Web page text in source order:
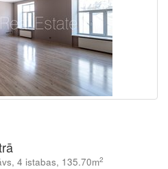
4 istabas, 135.70m2